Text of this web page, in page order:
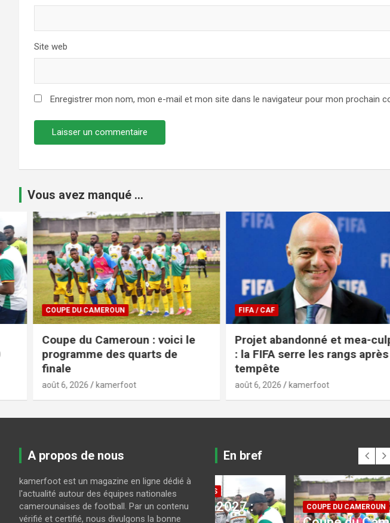
Site web
Enregistrer mon nom, mon e-mail et mon site dans le navigateur pour mon prochain
Vous avez manqué ...
COUPE DU CAMEROUN
Coupe du Cameroun : voici le
programme des quarts de
finale
août 6, 2026 kamerfoot
FIFA / CAF
Projet abandonné et mea-culpa
: la FIFA serre les rangs après la
tempête
août 6, 2026 kamerfoot
A propos de nous
kamerfoot est un magazine en ligne dédié à
l'actualité autour des équipes nationales
camerounaises de football. Par un contenu
vérifié et certifié, nous divulgons la bonne
En bref
LES LIONS INDOMPTABLES
CAN U23 Maroc 2027 :
COUPE DU CAMEROUN